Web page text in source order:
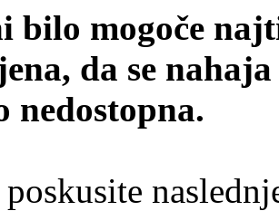
bilo mogoče
da se
nedostopna.